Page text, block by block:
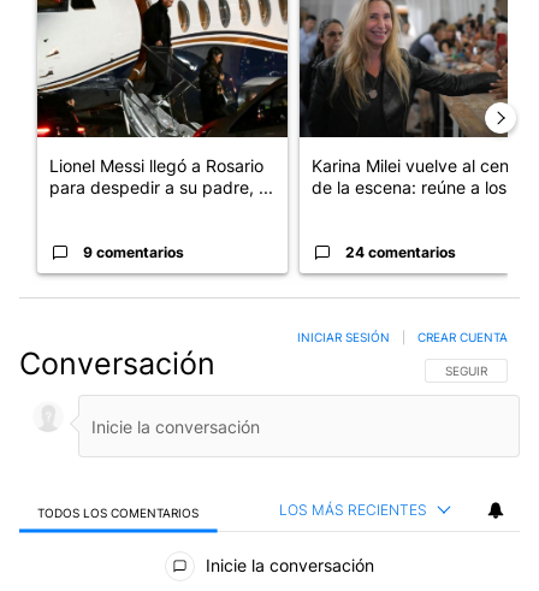
Lionel Messi llegó a Rosario
para despedir a su padre, ...
9 comentarios
Karina Milei vuelve al centro
de la escena: reúne a los...
24 comentarios
Conversación SIGA ESTA
SEGUIR
INICIAR SESIÓN CREAR CUENTA
TODOS LOS COMENTARIOS LOS MÁS RECIENTES
Todos los comentarios
Inicie la conversación